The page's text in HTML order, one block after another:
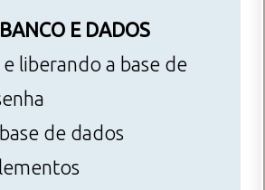
E DADOS
liberando a base de
de dados